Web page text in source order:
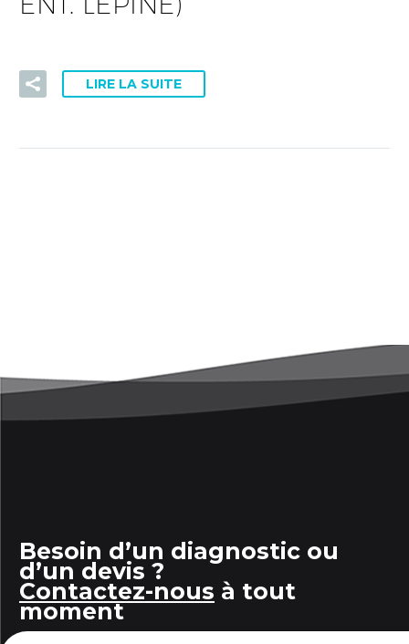
LIRE LA SUITE
Besoin d’un diagnostic ou
d’un devis ?
Contactez-nous à tout
moment